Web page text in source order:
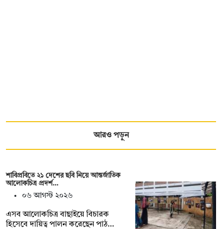
আরও পড়ুন
শাবিপ্রবিতে ২১ দেশের ছবি নিয়ে আন্তর্জাতিক
আলোকচিত্র প্রদর্শ…
০৬ আগস্ট ২০২৬
এসব আলোকচিত্র বাছাইয়ে বিচারক
হিসেবে দায়িত্ব পালন করেছেন পাঠ…